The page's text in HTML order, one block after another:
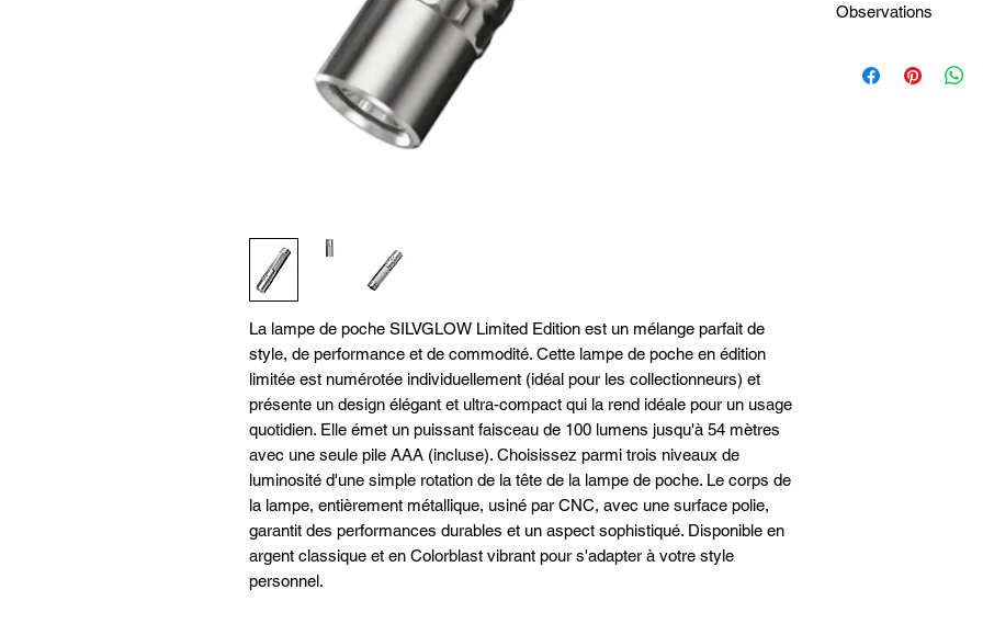
La lampe de poche SILVGLOW Limited Edition est un mélange parfait de
style, de performance et de commodité. Cette lampe de poche en édition
limitée est numérotée individuellement (idéal pour les collectionneurs) et
présente un design élégant et ultra-compact qui la rend idéale pour un usage
quotidien. Elle émet un puissant faisceau de 100 lumens jusqu'à 54 mètres
avec une seule pile AAA (incluse). Choisissez parmi trois niveaux de
luminosité d'une simple rotation de la tête de la lampe de poche. Le corps de
la lampe, entièrement métallique, usiné par CNC, avec une surface polie,
garantit des performances durables et un aspect sophistiqué. Disponible en
argent classique et en Colorblast vibrant pour s'adapter à votre style
personnel.
code de série
Taille ultra-
Observations
rechange